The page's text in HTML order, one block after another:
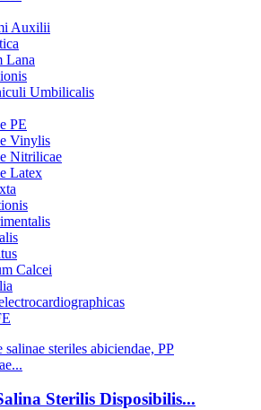
Auxilii
Lana
Umbilicalis
PE
Vinylis
Nitrilicae
Latex
Calcei
Sterilis Disposibilis...